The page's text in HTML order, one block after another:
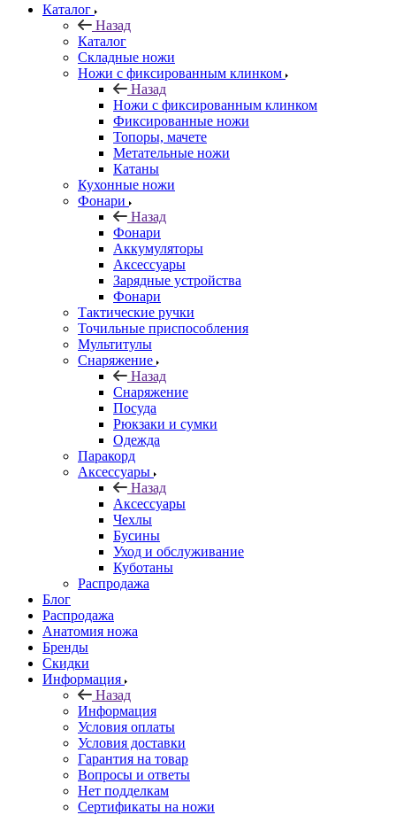
Каталог
Назад
Каталог
Складные ножи
Ножи с фиксированным клинком
Назад
Ножи с фиксированным клинком
Фиксированные ножи
Топоры, мачете
Метательные ножи
Катаны
Кухонные ножи
Фонари
Назад
Фонари
Аккумуляторы
Аксессуары
Зарядные устройства
Фонари
Тактические ручки
Точильные приспособления
Мультитулы
Снаряжение
Назад
Снаряжение
Посуда
Рюкзаки и сумки
Одежда
Паракорд
Аксессуары
Назад
Аксессуары
Чехлы
Бусины
Уход и обслуживание
Куботаны
Распродажа
Блог
Распродажа
Анатомия ножа
Бренды
Скидки
Информация
Назад
Информация
Условия оплаты
Условия доставки
Гарантия на товар
Вопросы и ответы
Нет подделкам
Сертификаты на ножи